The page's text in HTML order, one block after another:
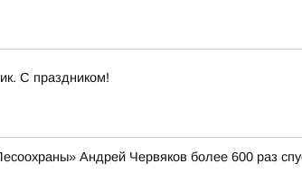
С праздником!
Андрей Червяков более 600 раз